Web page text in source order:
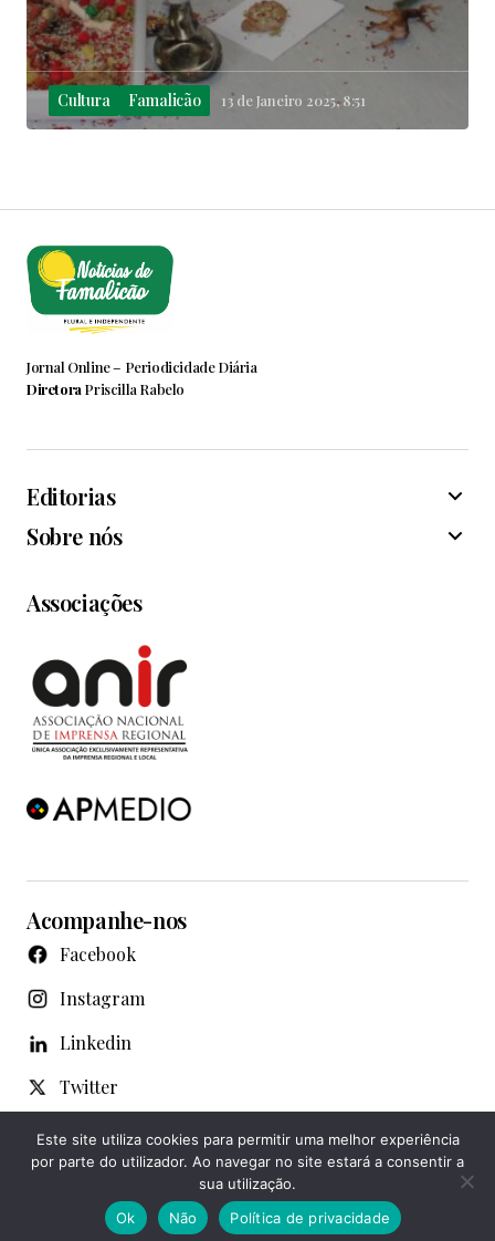
Cultura Famalicão 13 de Janeiro 2025, 8:51
Jornal Online – Periodicidade Diária
Diretora Priscilla Rabelo
Editorias
Sobre nós
Associações
Acompanhe-nos
Facebook
Instagram
Linkedin
Twitter
WhatsApp
Youtube
Este site utiliza cookies para permitir uma melhor experiência
por parte do utilizador. Ao navegar no site estará a consentir a
sua utilização.
Ok
Não Política de privacidade